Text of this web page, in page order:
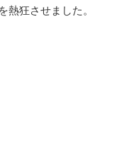
狂させました。